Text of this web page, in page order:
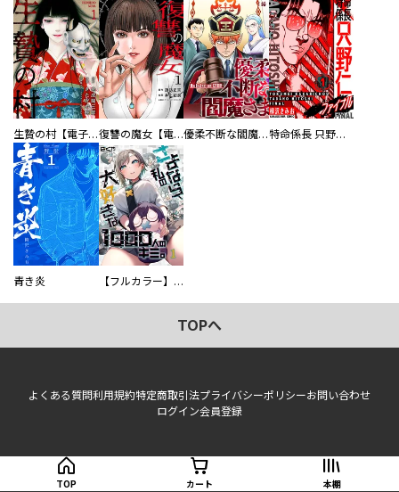
生贄の村【電子単行本版】 復讐の魔女【電子単行本版】 優柔不断な閻魔さま 特命係長 只野仁ファイナル 愛蔵版
青き炎 【フルカラー】さよなら、私の大好きな１０００人のキミ。
TOPへ
よくある質問利用規約特定商取引法プライバシーポリシーお問い合わせ
ログイン会員登録
TOP カート 本棚